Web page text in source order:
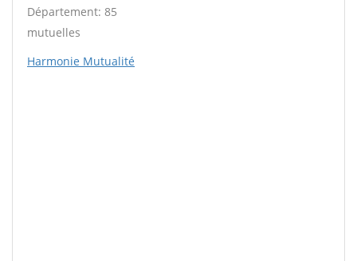
Département: 85
mutuelles
Harmonie Mutualité